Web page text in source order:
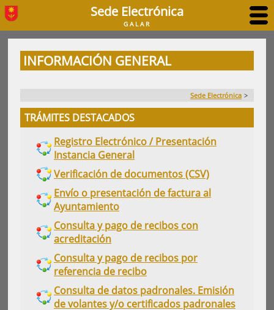
Sede Electrónica
GALAR
INFORMACIÓN GENERAL
Sede Electrónica >
TRÁMITES DESTACADOS
Registro Electrónico / Presentación
Instancia General
Verificación de documentos (CSV)
Envío o presentación de factura al
Ayuntamiento
Consulta y pago de recibos con
acreditación
Consulta y pago de recibos por
referencia de recibo
Consulta de datos padronales. Emisión
de volantes y/o certificados padronales